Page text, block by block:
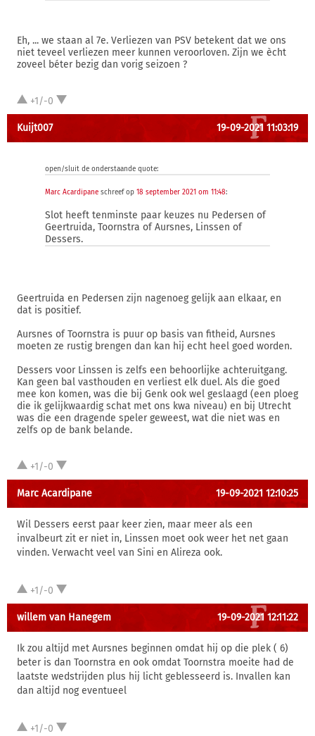
Eh, ... we staan al 7e. Verliezen van PSV betekent dat we ons
niet teveel verliezen meer kunnen veroorloven. Zijn we ècht
zoveel béter bezig dan vorig seizoen ?
+1/-0
Kuijt007 19-09-2021 11:03:19
open/sluit de onderstaande quote:
Marc Acardipane schreef op 18 september 2021 om 11:48:
Slot heeft tenminste paar keuzes nu Pedersen of
Geertruida, Toornstra of Aursnes, Linssen of
Dessers.
Geertruida en Pedersen zijn nagenoeg gelijk aan elkaar, en
dat is positief.
Aursnes of Toornstra is puur op basis van fitheid, Aursnes
moeten ze rustig brengen dan kan hij echt heel goed worden.
Dessers voor Linssen is zelfs een behoorlijke achteruitgang.
Kan geen bal vasthouden en verliest elk duel. Als die goed
mee kon komen, was die bij Genk ook wel geslaagd (een ploeg
die ik gelijkwaardig schat met ons kwa niveau) en bij Utrecht
was die een dragende speler geweest, wat die niet was en
zelfs op de bank belande.
+1/-0
Marc Acardipane 19-09-2021 12:10:25
Wil Dessers eerst paar keer zien, maar meer als een
invalbeurt zit er niet in, Linssen moet ook weer het net gaan
vinden. Verwacht veel van Sini en Alireza ook.
+1/-0
willem van Hanegem 19-09-2021 12:11:22
Ik zou altijd met Aursnes beginnen omdat hij op die plek ( 6)
beter is dan Toornstra en ook omdat Toornstra moeite had de
laatste wedstrijden plus hij licht geblesseerd is. Invallen kan
dan altijd nog eventueel
+1/-0